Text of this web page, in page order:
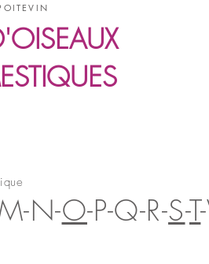
M-N-O-P-Q-R-S-T